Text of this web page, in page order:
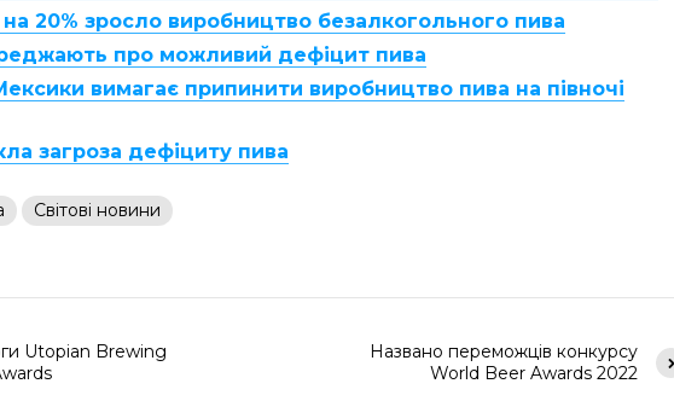
20% зросло виробництво безалкогольного пива
про можливий дефіцит пива
вимагає припинити виробництво пива на півночі
загроза дефіциту пива
Світові новини
Utopian Brewing
Названо переможців конкурсу
World Beer Awards 2022